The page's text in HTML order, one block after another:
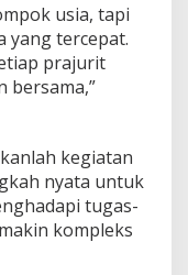
usia, tapi
yang tercepat.
prajurit
bersama,”
kegiatan
nyata untuk
tugas-
kompleks